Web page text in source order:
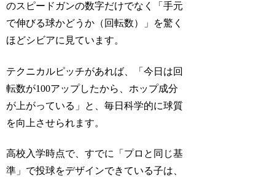
のスピードガンの数字だけでなく「手元
で伸びる球かどうか（回転数）」を驚く
ほどシビアに見ています。
テクニカルピッチがあれば、「今日は回
転数が100アップしたから、ホップ成分
が上がっている」と、毎日科学的に球質
を向上させられます。
高校入学時点で、すでに「プロと同じ基
準」で投球をデザインできている子は、